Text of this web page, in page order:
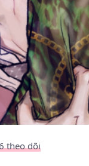
theo dõi